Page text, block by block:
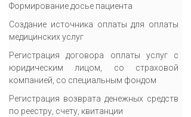
Формирование досье пациента
Создание источника оплаты для оплаты
медицинских услуг
Регистрация договора оплаты услуг с
юридическим лицом, со страховой
компанией, со специальным фондом
Регистрация возврата денежных средств
по реестру, счету, квитанции